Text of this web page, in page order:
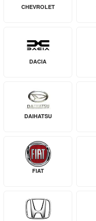
CHEVROLET
DACIA
DAIHATSU
FIAT